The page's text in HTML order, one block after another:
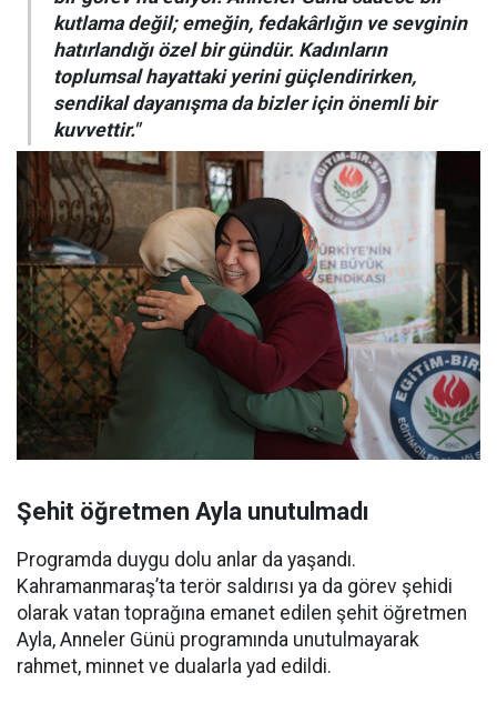
kutlama değil; emeğin, fedakârlığın ve sevginin
hatırlandığı özel bir gündür. Kadınların
toplumsal hayattaki yerini güçlendirirken,
sendikal dayanışma da bizler için önemli bir
kuvvettir."
Şehit öğretmen Ayla unutulmadı
Programda duygu dolu anlar da yaşandı.
Kahramanmaraş’ta terör saldırısı ya da görev şehidi
olarak vatan toprağına emanet edilen şehit öğretmen
Ayla, Anneler Günü programında unutulmayarak
rahmet, minnet ve dualarla yad edildi.